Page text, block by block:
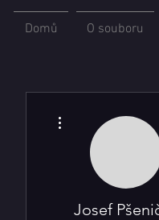
Domů O souboru
Josef